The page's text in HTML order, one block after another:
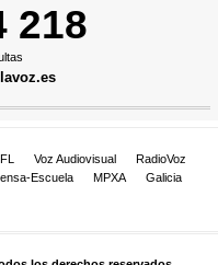
218
Voz Audiovisual
RadioVoz
Escuela MPXA
Galicia